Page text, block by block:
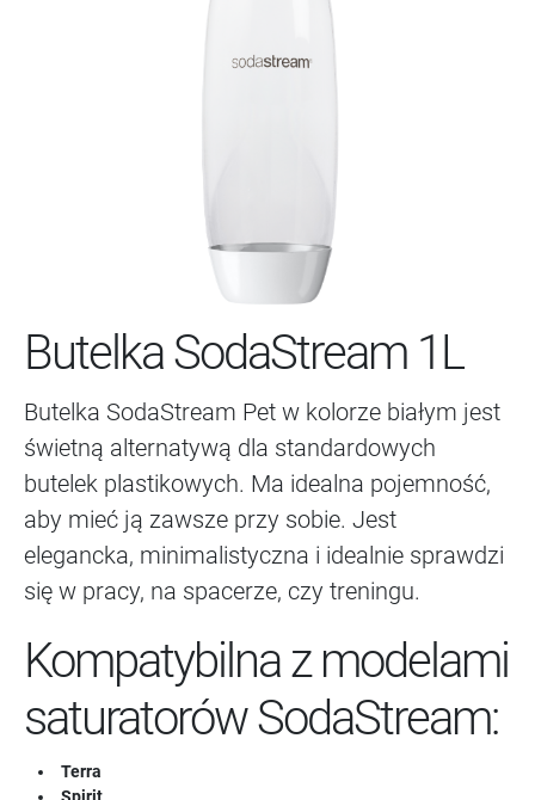
Butelka SodaStream 1L
Butelka SodaStream Pet w kolorze białym jest
świetną alternatywą dla standardowych
butelek plastikowych. Ma idealna pojemność,
aby mieć ją zawsze przy sobie. Jest
elegancka, minimalistyczna i idealnie sprawdzi
się w pracy, na spacerze, czy treningu.
Kompatybilna z modelami
saturatorów SodaStream:
Terra